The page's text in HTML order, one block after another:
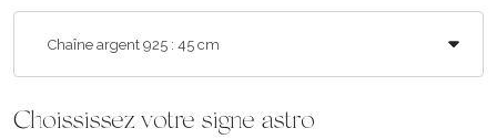
Choississez votre signe astro